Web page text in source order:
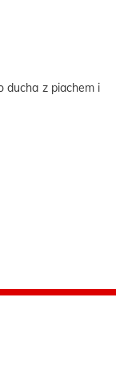
ducha z piachem i